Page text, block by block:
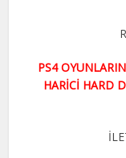
PS4
HARİCİ HARD